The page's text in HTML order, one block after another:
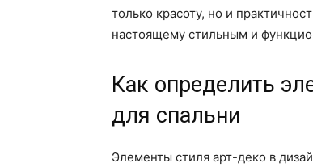
только красоту, но и
настоящему стильным и
Как определить
для спальни
Элементы стиля арт-деко в